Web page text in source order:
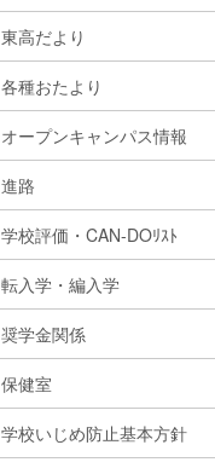
東高だより
各種おたより
オープンキャンパス情報
進路
学校評価・CAN-DOﾘｽﾄ
転入学・編入学
奨学金関係
保健室
学校いじめ防止基本方針